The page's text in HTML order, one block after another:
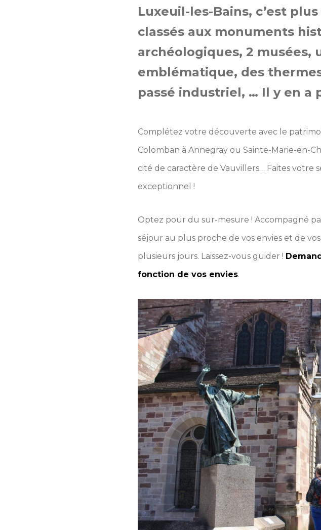
Luxeuil-les-Bains, c’est
classés aux monuments
archéologiques, 2 musées,
emblématique, des
passé industriel, … Il y en a
Complétez votre découverte avec le
Colomban à Annegray ou Sainte-Marie-en-
cité de caractère de Vauvillers… Faites
exceptionnel !
Optez pour du sur-mesure ! Accompagné
séjour au plus proche de vos envies et de
plusieurs jours. Laissez-vous guider !
fonction de vos envies.